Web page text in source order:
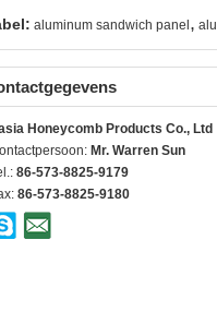
aluminum sandwich panel ,
Honeycomb Products Co., Ltd
Mr. Warren Sun
86-573-8825-9179
86-573-8825-9180